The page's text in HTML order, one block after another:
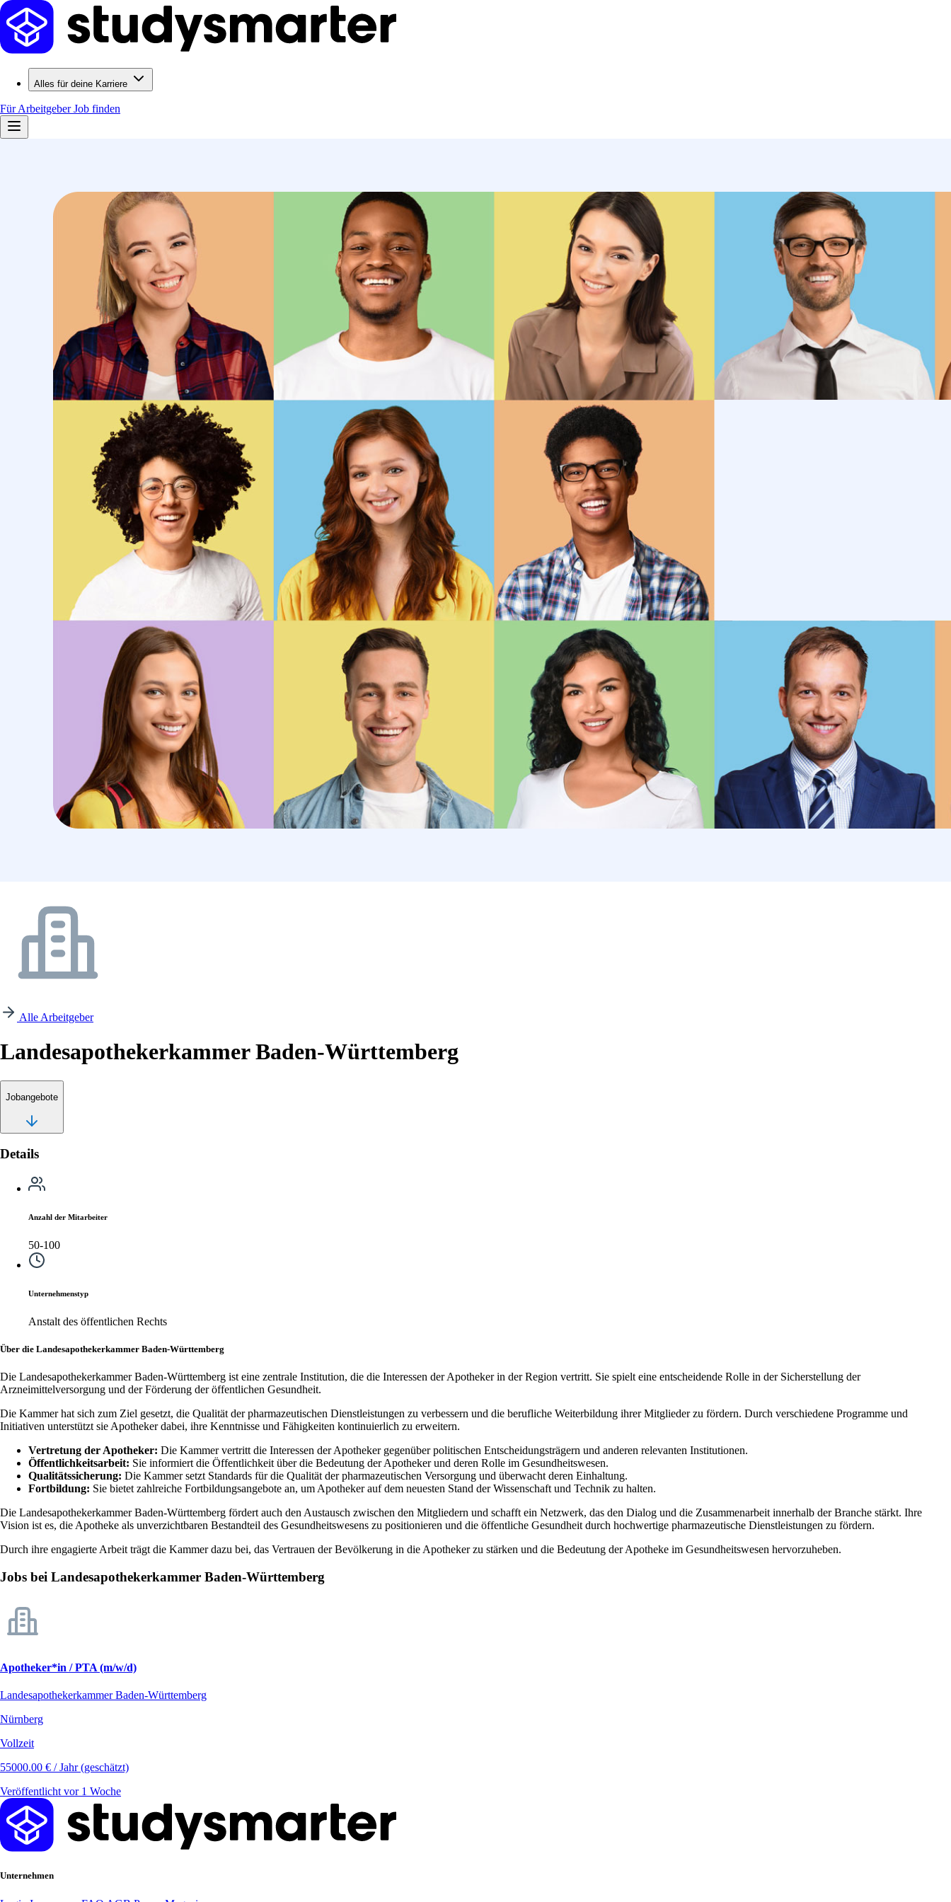
Alles für deine Karriere
Für ArbeitgeberJob finden
Alle Arbeitgeber
Landesapothekerkammer Baden-Württemberg
Jobangebote
Details
Anzahl der Mitarbeiter
50-100
Unternehmenstyp
Anstalt des öffentlichen Rechts
Über die Landesapothekerkammer Baden-Württemberg
Die Landesapothekerkammer Baden-Württemberg ist eine zentrale Institution, die die Interessen der Apotheker in der Region vertritt. Sie spielt eine entscheidende Rolle in der Sicherstellung der
Arzneimittelversorgung und der Förderung der öffentlichen Gesundheit.
Die Kammer hat sich zum Ziel gesetzt, die Qualität der pharmazeutischen Dienstleistungen zu verbessern und die berufliche Weiterbildung ihrer Mitglieder zu fördern. Durch verschiedene Programme und
Initiativen unterstützt sie Apotheker dabei, ihre Kenntnisse und Fähigkeiten kontinuierlich zu erweitern.
Vertretung der Apotheker: Die Kammer vertritt die Interessen der Apotheker gegenüber politischen Entscheidungsträgern und anderen relevanten Institutionen.
Öffentlichkeitsarbeit: Sie informiert die Öffentlichkeit über die Bedeutung der Apotheker und deren Rolle im Gesundheitswesen.
Qualitätssicherung: Die Kammer setzt Standards für die Qualität der pharmazeutischen Versorgung und überwacht deren Einhaltung.
Fortbildung: Sie bietet zahlreiche Fortbildungsangebote an, um Apotheker auf dem neuesten Stand der Wissenschaft und Technik zu halten.
Die Landesapothekerkammer Baden-Württemberg fördert auch den Austausch zwischen den Mitgliedern und schafft ein Netzwerk, das den Dialog und die Zusammenarbeit innerhalb der Branche stärkt. Ihre
Vision ist es, die Apotheke als unverzichtbaren Bestandteil des Gesundheitswesens zu positionieren und die öffentliche Gesundheit durch hochwertige pharmazeutische Dienstleistungen zu fördern.
Durch ihre engagierte Arbeit trägt die Kammer dazu bei, das Vertrauen der Bevölkerung in die Apotheker zu stärken und die Bedeutung der Apotheke im Gesundheitswesen hervorzuheben.
Jobs bei Landesapothekerkammer Baden-Württemberg
Apotheker*in / PTA (m/w/d)
Landesapothekerkammer Baden-Württemberg
Nürnberg
Vollzeit
55000.00 € / Jahr (geschätzt)
Veröffentlicht vor 1 Woche
Unternehmen